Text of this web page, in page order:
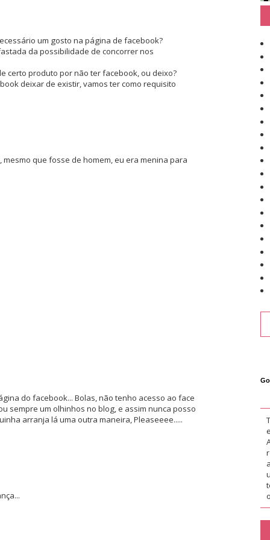
um gosto na página de facebook?
da possibilidade de concorrer nos
certo produto por não ter facebook, ou deixo?
deixar de existir, vamos ter como requisito
mesmo que fosse de homem, eu era menina para
do facebook... Bolas, não tenho acesso ao face
sempre um olhinhos no blog, e assim nunca posso
arranja lá uma outra maneira, Pleaseeee.....